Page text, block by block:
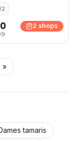
2
2 shops
»
tamaris